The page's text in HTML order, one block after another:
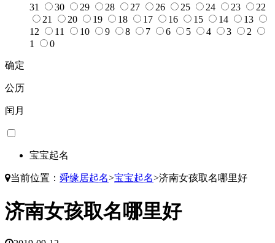
31
30 29 28 27 26 25 24 23
22
21
20 19 18 17 16 15 14
13
12
11 10 9 8 7 6 5 4 3
2
1
0
确定
公历
闰月
宝宝起名
当前位置： 舜缘居起名>宝宝起名>济南女孩取名哪里好
济南女孩取名哪里好